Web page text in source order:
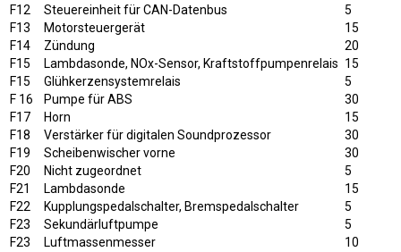
F12
Steuereinheit für CAN-Datenbus
5
F13
Motorsteuergerät
15
F14
Zündung
20
F15
Lambdasonde, NOx-Sensor, Kraftstoffpumpenrelais 15
F15
Glühkerzensystemrelais
5
F 16
Pumpe für ABS
30
F17
Horn
15
F18
Verstärker für digitalen Soundprozessor
30
F19
Scheibenwischer vorne
30
F20
Nicht zugeordnet
5
F21
Lambdasonde
15
F22
Kupplungspedalschalter, Bremspedalschalter
5
F23
Sekundärluftpumpe
5
F23
Luftmassenmesser
10